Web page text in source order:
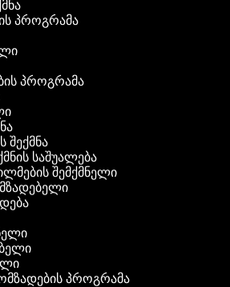
პროგრამა
პროგრამა
შექმნა
საშუალება
შემქმნელი
პროგრამა